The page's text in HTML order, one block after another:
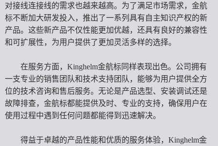
对接线连接线的需求也越来越高。为了满足市场需求，金航
标不断加大研发投入，推出了一系列具有自主知识产权的新
产品。这些新产品不仅性能更加优越，还具有良好的兼容性
和可扩展性，为用户提供了更加灵活多样的选择。
在服务方面，Kinghelm金航标同样表现出色。公司拥有
一支专业的销售团队和技术支持团队，能够为用户提供全方
位的技术咨询和售后服务。无论是产品选型、安装调试还是
故障排查，金航标都能提供及时、专业的支持，确保用户在
使用过程中遇到任何问题都能得到迅速解决。
得益于卓越的产品性能和优质的服务体验，Kinghelm金